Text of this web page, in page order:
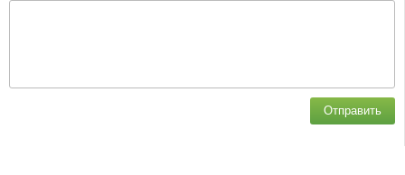
Отправить